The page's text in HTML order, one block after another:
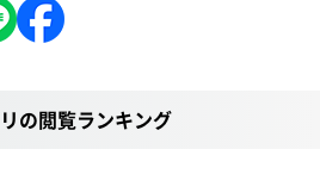
の閲覧ランキング